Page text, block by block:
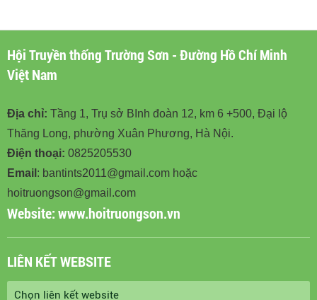
Hội Truyền thống Trường Sơn - Đường Hồ Chí Minh
Việt Nam
Địa chỉ: Tầng 1, Trụ sở BInh đoàn 12, km 6 +500, Đại lộ
Thăng Long, phường Xuân Phương, Hà Nội.
Điện thoại: 0825205530
Email : bantints2011@gmail.com hoặc
hoitruongson@gmail.com
Website:www.hoitruongson.vn
LIÊN KẾT WEBSITE